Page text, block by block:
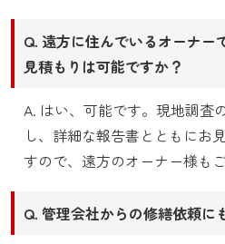
Q. 遠方に住んでいるオーナー
見積もりは可能ですか？
A. はい、可能です。現地調査
し、詳細な報告書とともにお
すので、遠方のオーナー様も
Q. 管理会社からの修繕依頼に